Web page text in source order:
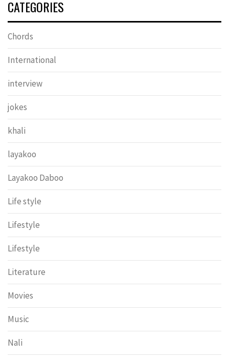
CATEGORIES
Chords
International
interview
jokes
khali
layakoo
Layakoo Daboo
Life style
Lifestyle
Lifestyle
Literature
Movies
Music
Nali